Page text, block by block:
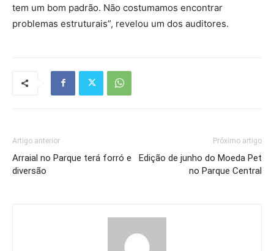
tem um bom padrão. Não costumamos encontrar
problemas estruturais”, revelou um dos auditores.
Artigo anterior
Arraial no Parque terá forró e
diversão
Próximo artigo
Edição de junho do Moeda Pet
no Parque Central